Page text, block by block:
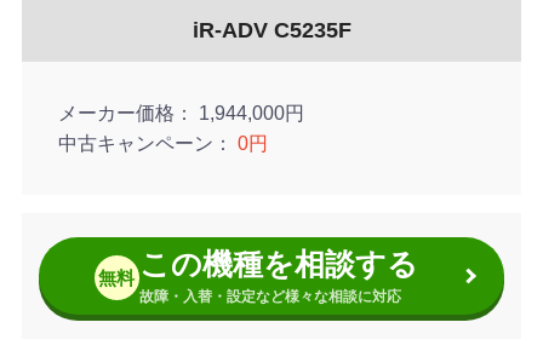
iR-ADV C5235F
メーカー価格
1,944,000円
中古キャンペーン
0円
無料 この機種を相談する
故障・入替・設定など様々な相談に対応